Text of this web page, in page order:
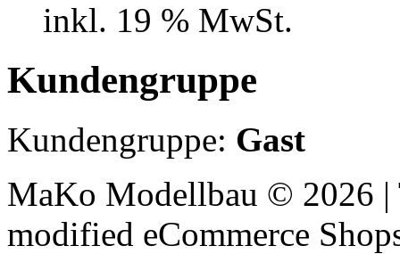
inkl. 19 % MwSt.
Kundengruppe
Kundengruppe: Gast
MaKo Modellbau © 2026
modified eCommerce